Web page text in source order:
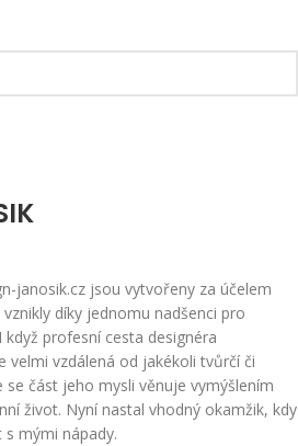
janosik.cz jsou vytvořeny za účelem
díky jednomu nadšenci pro
profesní cesta designéra
velmi vzdálená od jakékoli tvůrčí či
část jeho mysli věnuje vymýšlením
život. Nyní nastal vhodný okamžik, kdy
mými nápady.